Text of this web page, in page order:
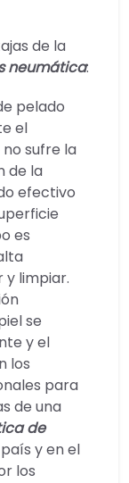
de la
neumática:
pelado
el
sufre la
de la
efectivo
es
y limpiar.
se
y el
los
para
de una
de
y en el
los